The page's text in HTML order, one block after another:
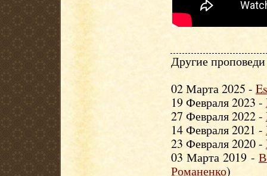
Другие
02 Марта 2025 -
19 Февраля 2023 -
27 Февраля 2022 -
14 Февраля 2021 -
23 Февраля 2020 -
03 Марта 2019 -
Романенко)